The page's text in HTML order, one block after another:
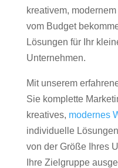
kreativem,
vom Budget
Lösungen für Ihr
Unternehmen.
Mit unserem
Sie komplette
kreatives, modernes
individuelle
von der Größe Ihres
Ihre Zielgruppe